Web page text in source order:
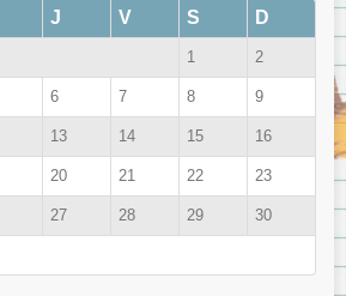
J V S D
1 2
6 7 8 9
13 14 15 16
20 21 22 23
27 28 29 30